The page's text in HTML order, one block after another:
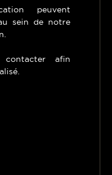
peuvent
sein de notre
afin